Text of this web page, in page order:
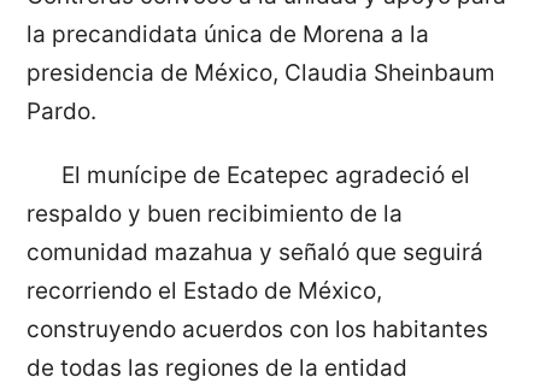
la precandidata única de Morena a la
presidencia de México, Claudia Sheinbaum
Pardo.
El munícipe de Ecatepec agradeció el
respaldo y buen recibimiento de la
comunidad mazahua y señaló que seguirá
recorriendo el Estado de México,
construyendo acuerdos con los habitantes
de todas las regiones de la entidad